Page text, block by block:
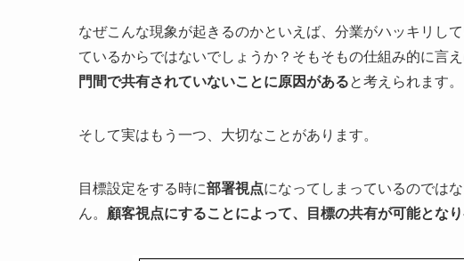
なぜこんな現象が起きるのかといえば、分業がハッキリし
ているからではないでしょうか？そもそもの仕組み的に言え
門間で共有されていないことに原因があると考えられます。
そして実はもう一つ、大切なことがあります。
目標設定をする時に部署視点になってしまっているのでは
ん。 顧客視点にすることによって、目標の共有が可能とな